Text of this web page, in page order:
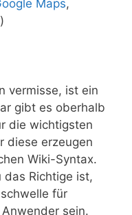
Maps,
)
vermisse, ist ein
gibt es oberhalb
die wichtigsten
diese erzeugen
Wiki-Syntax.
das Richtige ist,
für
sein.